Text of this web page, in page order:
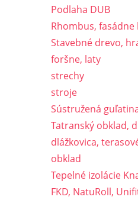
Podlaha DUB
Rhombus, fasádne
Stavebné drevo,
foršne, laty
strechy
stroje
Sústružená
Tatranský obklad,
dlážkovica,
obklad
Tepelné izolácie
FKD, NatuRoll,